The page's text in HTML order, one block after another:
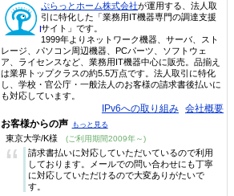
ぷらっとホーム株式会社が運用する、法人取
引に特化した「業務用IT機器専門の調達支援
サイト」です。
1999年よりネットワーク機器、サーバ、スト
レージ、パソコン周辺機器、PCパーツ、ソフトウェ
ア、ライセンスなど、業務用IT機器中心に販売。品揃え
は業界トップクラスの約5.5万点です。法人取引に特化
し、学校・官公庁・一般法人のお客様の請求書後払いに
も対応しています。
IPv6への取り組み 会社概要
お客様からの声 もっと見る
東京大学/K様 (ご利用期間2009年～)
“
請求書払いに対応していただいているので利用
しております。メールでの問い合わせにも丁寧
に対応していただけるので大変ありがたいで
す。